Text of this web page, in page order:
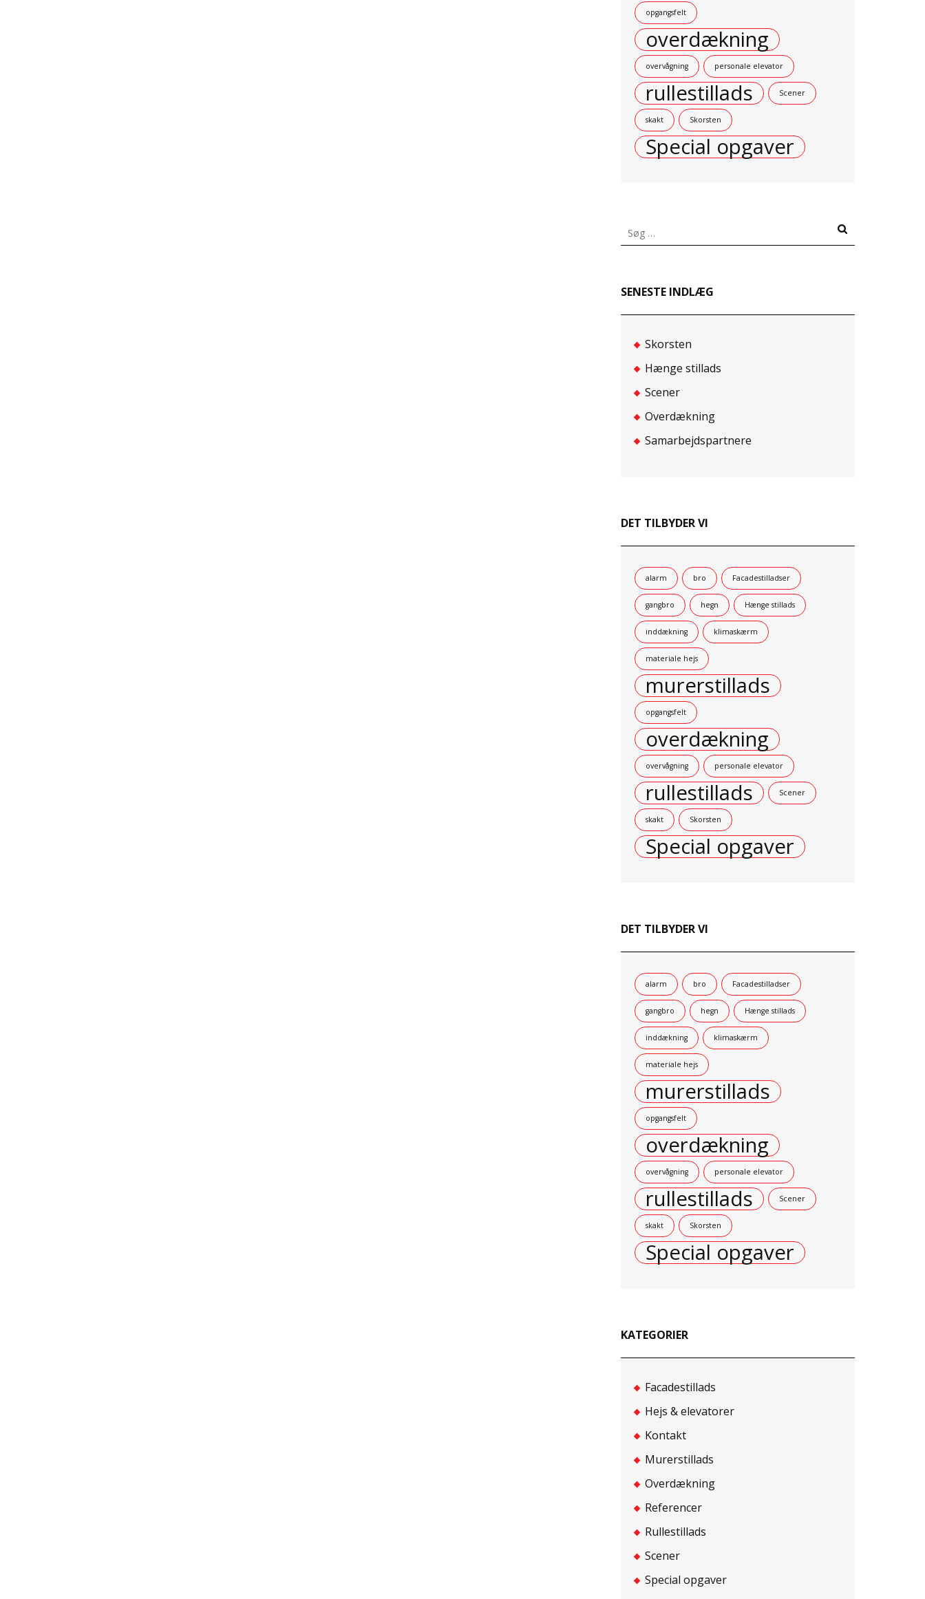
opgangsfelt
overdækning
overvågning personale elevator
rullestillads Scener
skakt Skorsten
Special opgaver
Søg
efter:
SENESTE INDLÆG
Skorsten
Hænge stillads
Scener
Overdækning
Samarbejdspartnere
DET TILBYDER VI
alarm bro Facadestilladser
gangbro hegn Hænge stillads
inddækning klimaskærm
materiale hejs
murerstillads
opgangsfelt
overdækning
overvågning personale elevator
rullestillads Scener
skakt Skorsten
Special opgaver
DET TILBYDER VI
alarm bro Facadestilladser
gangbro hegn Hænge stillads
inddækning klimaskærm
materiale hejs
murerstillads
opgangsfelt
overdækning
overvågning personale elevator
rullestillads Scener
skakt Skorsten
Special opgaver
KATEGORIER
Facadestillads
Hejs & elevatorer
Kontakt
Murerstillads
Overdækning
Referencer
Rullestillads
Scener
Special opgaver